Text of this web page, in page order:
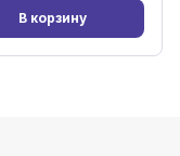
В корзину